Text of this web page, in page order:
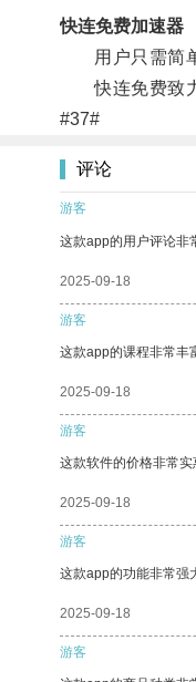
快连免费加速器
用户只需简单
快连免费致力
#37#
评论
游客
这款app的用户评论非
2025-09-18
游客
这款app的课程非常丰
2025-09-18
游客
这款软件的价格非常实
2025-09-18
游客
这款app的功能非常强
2025-09-18
游客